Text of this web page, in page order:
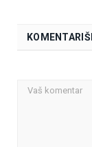
KOMENTARIŠI